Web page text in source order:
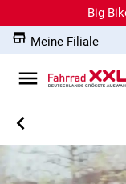
Big
Meine Filiale